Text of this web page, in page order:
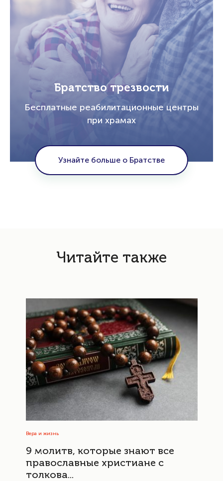
Братство трезвости
Бесплатные реабилитационные центры
при храмах
Узнайте больше о Братстве
Читайте также
Вера и жизнь
9 молитв, которые знают все
православные христиане с
толкова...